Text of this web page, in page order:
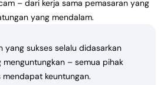
– dari kerja sama pemasaran yang
yang mendalam.
yang sukses selalu didasarkan
– semua pihak
keuntungan.